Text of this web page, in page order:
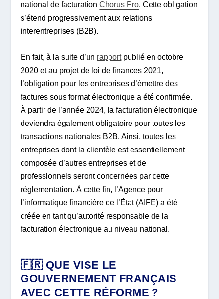
national de facturationChorus Pro. Cette obligation
s’étend progressivement aux relations
interentreprises (B2B).
En fait, à la suite d’un rapportpublié en octobre
2020 et au projet de loi de finances 2021,
l’obligation pour les entreprises d’émettre des
factures sous format électronique a été confirmée.
À partir de l’année 2024, la facturation électronique
deviendra également obligatoire pour toutes les
transactions nationales B2B. Ainsi, toutes les
entreprises dont la clientèle est essentiellement
composée d’autres entreprises et de
professionnels seront concernées par cette
réglementation. À cette fin, l’Agence pour
l’informatique financière de l’État (AIFE) a été
créée en tant qu’autorité responsable de la
facturation électronique au niveau national.
🇫🇷 QUE VISE LE
GOUVERNEMENT FRANÇAIS
AVEC CETTE RÉFORME ?